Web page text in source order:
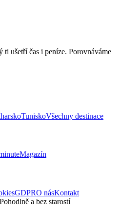
ti ušetří čas i peníze. Porovnáváme
TuniskoVšechny destinace
Magazín
GDPRO násKontakt
a bez starostíVšechna práva